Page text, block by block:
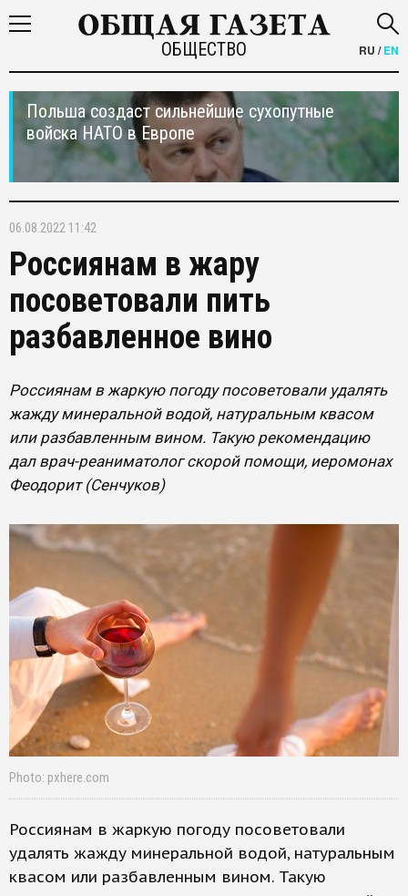
ОБЩЕСТВО RU /EN
Польша создаст сильнейшие сухопутные
войска НАТО в Европе
06.08.2022 11:42
Россиянам в жару
посоветовали пить
разбавленное вино
Россиянам в жаркую погоду посоветовали удалять
жажду минеральной водой, натуральным квасом
или разбавленным вином. Такую рекомендацию
дал врач-реаниматолог скорой помощи, иеромонах
Феодорит (Сенчуков)
Photo: pxhere.com
Россиянам в жаркую погоду посоветовали
удалять жажду минеральной водой, натуральным
квасом или разбавленным вином. Такую